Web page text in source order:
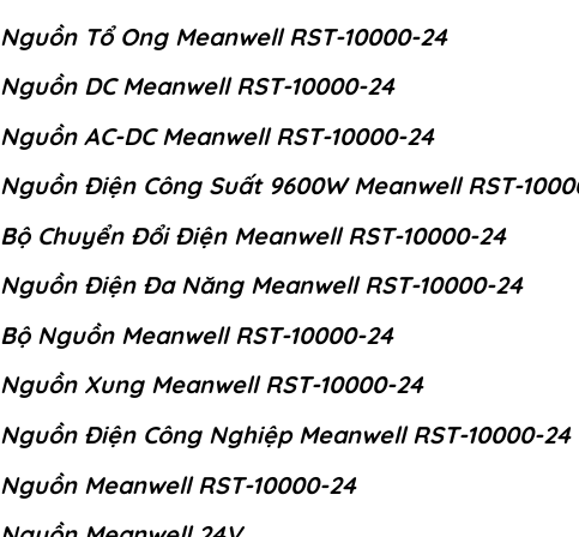
Nguồn Tổ Ong Meanwell RST-10000-24
Nguồn DC Meanwell RST-10000-24
Nguồn AC-DC Meanwell RST-10000-24
Nguồn Điện Công Suất 9600W Meanwell RST-
Bộ Chuyển Đổi Điện Meanwell RST-10000-24
Nguồn Điện Đa Năng Meanwell RST-10000-24
Bộ Nguồn Meanwell RST-10000-24
Nguồn Xung Meanwell RST-10000-24
Nguồn Điện Công Nghiệp Meanwell RST-10000-24
Nguồn Meanwell RST-10000-24